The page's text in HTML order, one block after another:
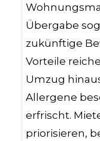
Übergabe
zukünftige
Vorteile
Umzug
Allergene
erfrischt.
priorisieren,